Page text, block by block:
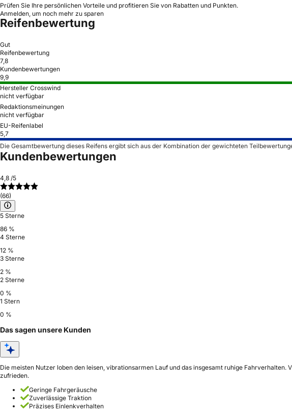
Prüfen Sie Ihre persönlichen Vorteile und profitieren Sie von Rabatten und Punkten.
Anmelden, um noch mehr zu sparen
Reifenbewertung
Gut
Reifenbewertung
7,8
Kundenbewertungen
9,9
Hersteller Crosswind
nicht verfügbar
Redaktionsmeinungen
nicht verfügbar
EU-Reifenlabel
5,7
Die Gesamtbewertung dieses Reifens ergibt sich aus der Kombination der gewichteten
Kundenbewertungen
4,8 /5
(66)
5 Sterne
86 %
4 Sterne
12 %
3 Sterne
2 %
2 Sterne
0 %
1 Stern
0 %
Das sagen unsere Kunden
Die meisten Nutzer loben den leisen, vibrationsarmen Lauf und das insgesamt ruhige
zufrieden.
Geringe Fahrgeräusche
Zuverlässige Traktion
Präzises Einlenkverhalten